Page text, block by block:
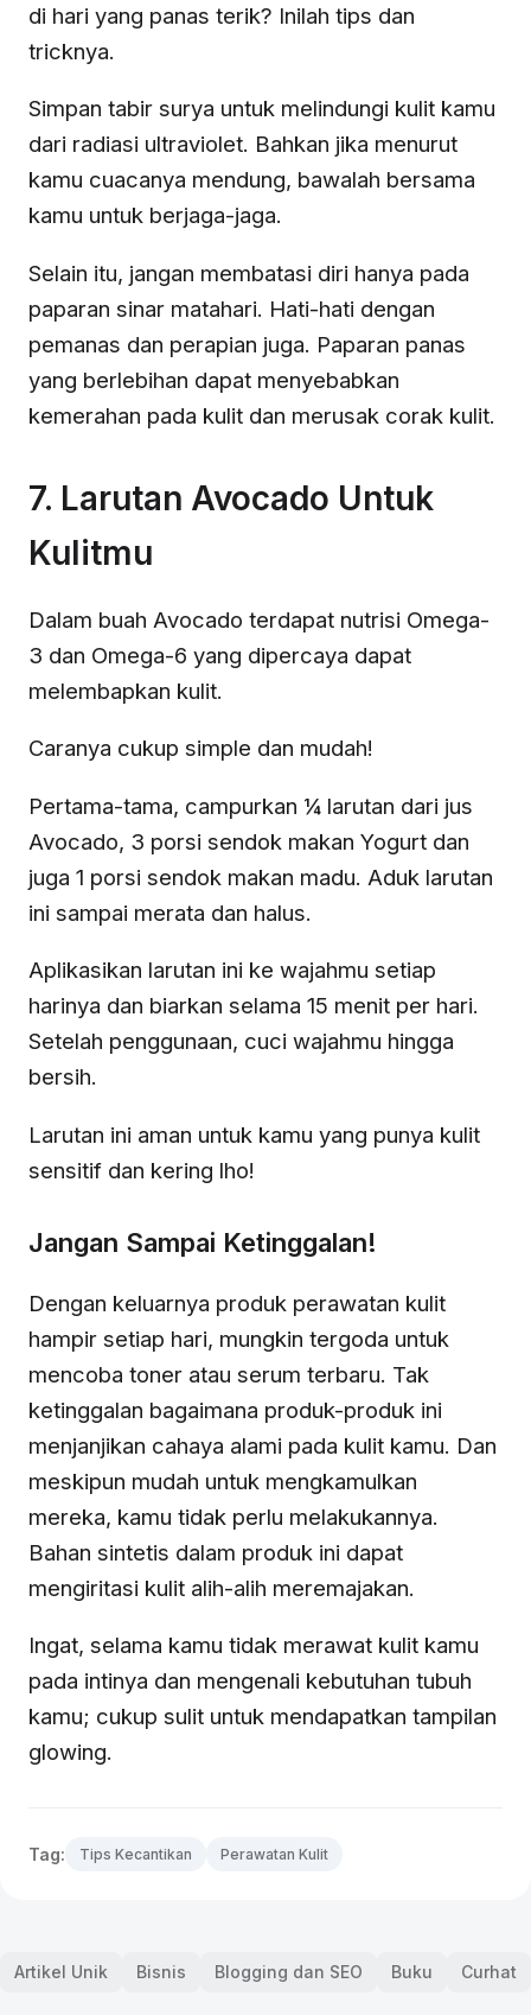
di hari yang panas terik? Inilah tips dan
tricknya.
Simpan tabir surya untuk melindungi kulit kamu
dari radiasi ultraviolet. Bahkan jika menurut
kamu cuacanya mendung, bawalah bersama
kamu untuk berjaga-jaga.
Selain itu, jangan membatasi diri hanya pada
paparan sinar matahari. Hati-hati dengan
pemanas dan perapian juga. Paparan panas
yang berlebihan dapat menyebabkan
kemerahan pada kulit dan merusak corak kulit.
7. Larutan Avocado Untuk
Kulitmu
Dalam buah Avocado terdapat nutrisi Omega-
3 dan Omega-6 yang dipercaya dapat
melembapkan kulit.
Caranya cukup simple dan mudah!
Pertama-tama, campurkan ¼ larutan dari jus
Avocado, 3 porsi sendok makan Yogurt dan
juga 1 porsi sendok makan madu. Aduk larutan
ini sampai merata dan halus.
Aplikasikan larutan ini ke wajahmu setiap
harinya dan biarkan selama 15 menit per hari.
Setelah penggunaan, cuci wajahmu hingga
bersih.
Larutan ini aman untuk kamu yang punya kulit
sensitif dan kering lho!
Jangan Sampai Ketinggalan!
Dengan keluarnya produk perawatan kulit
hampir setiap hari, mungkin tergoda untuk
mencoba toner atau serum terbaru. Tak
ketinggalan bagaimana produk-produk ini
menjanjikan cahaya alami pada kulit kamu. Dan
meskipun mudah untuk mengkamulkan
mereka, kamu tidak perlu melakukannya.
Bahan sintetis dalam produk ini dapat
mengiritasi kulit alih-alih meremajakan.
Ingat, selama kamu tidak merawat kulit kamu
pada intinya dan mengenali kebutuhan tubuh
kamu; cukup sulit untuk mendapatkan tampilan
glowing.
Tag: Tips Kecantikan Perawatan Kulit
Artikel Unik Bisnis Blogging dan SEO Buku Curhat